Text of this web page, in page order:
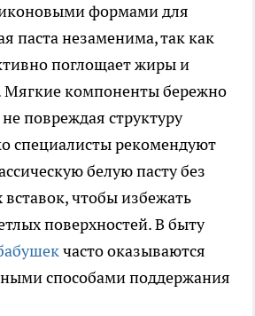
формами для
паста незаменима, так как
поглощает жиры и
Мягкие компоненты бережно
повреждая структуру
специалисты рекомендуют
белую пасту без
чтобы избежать
поверхностей. В быту
часто оказываются
способами поддержания